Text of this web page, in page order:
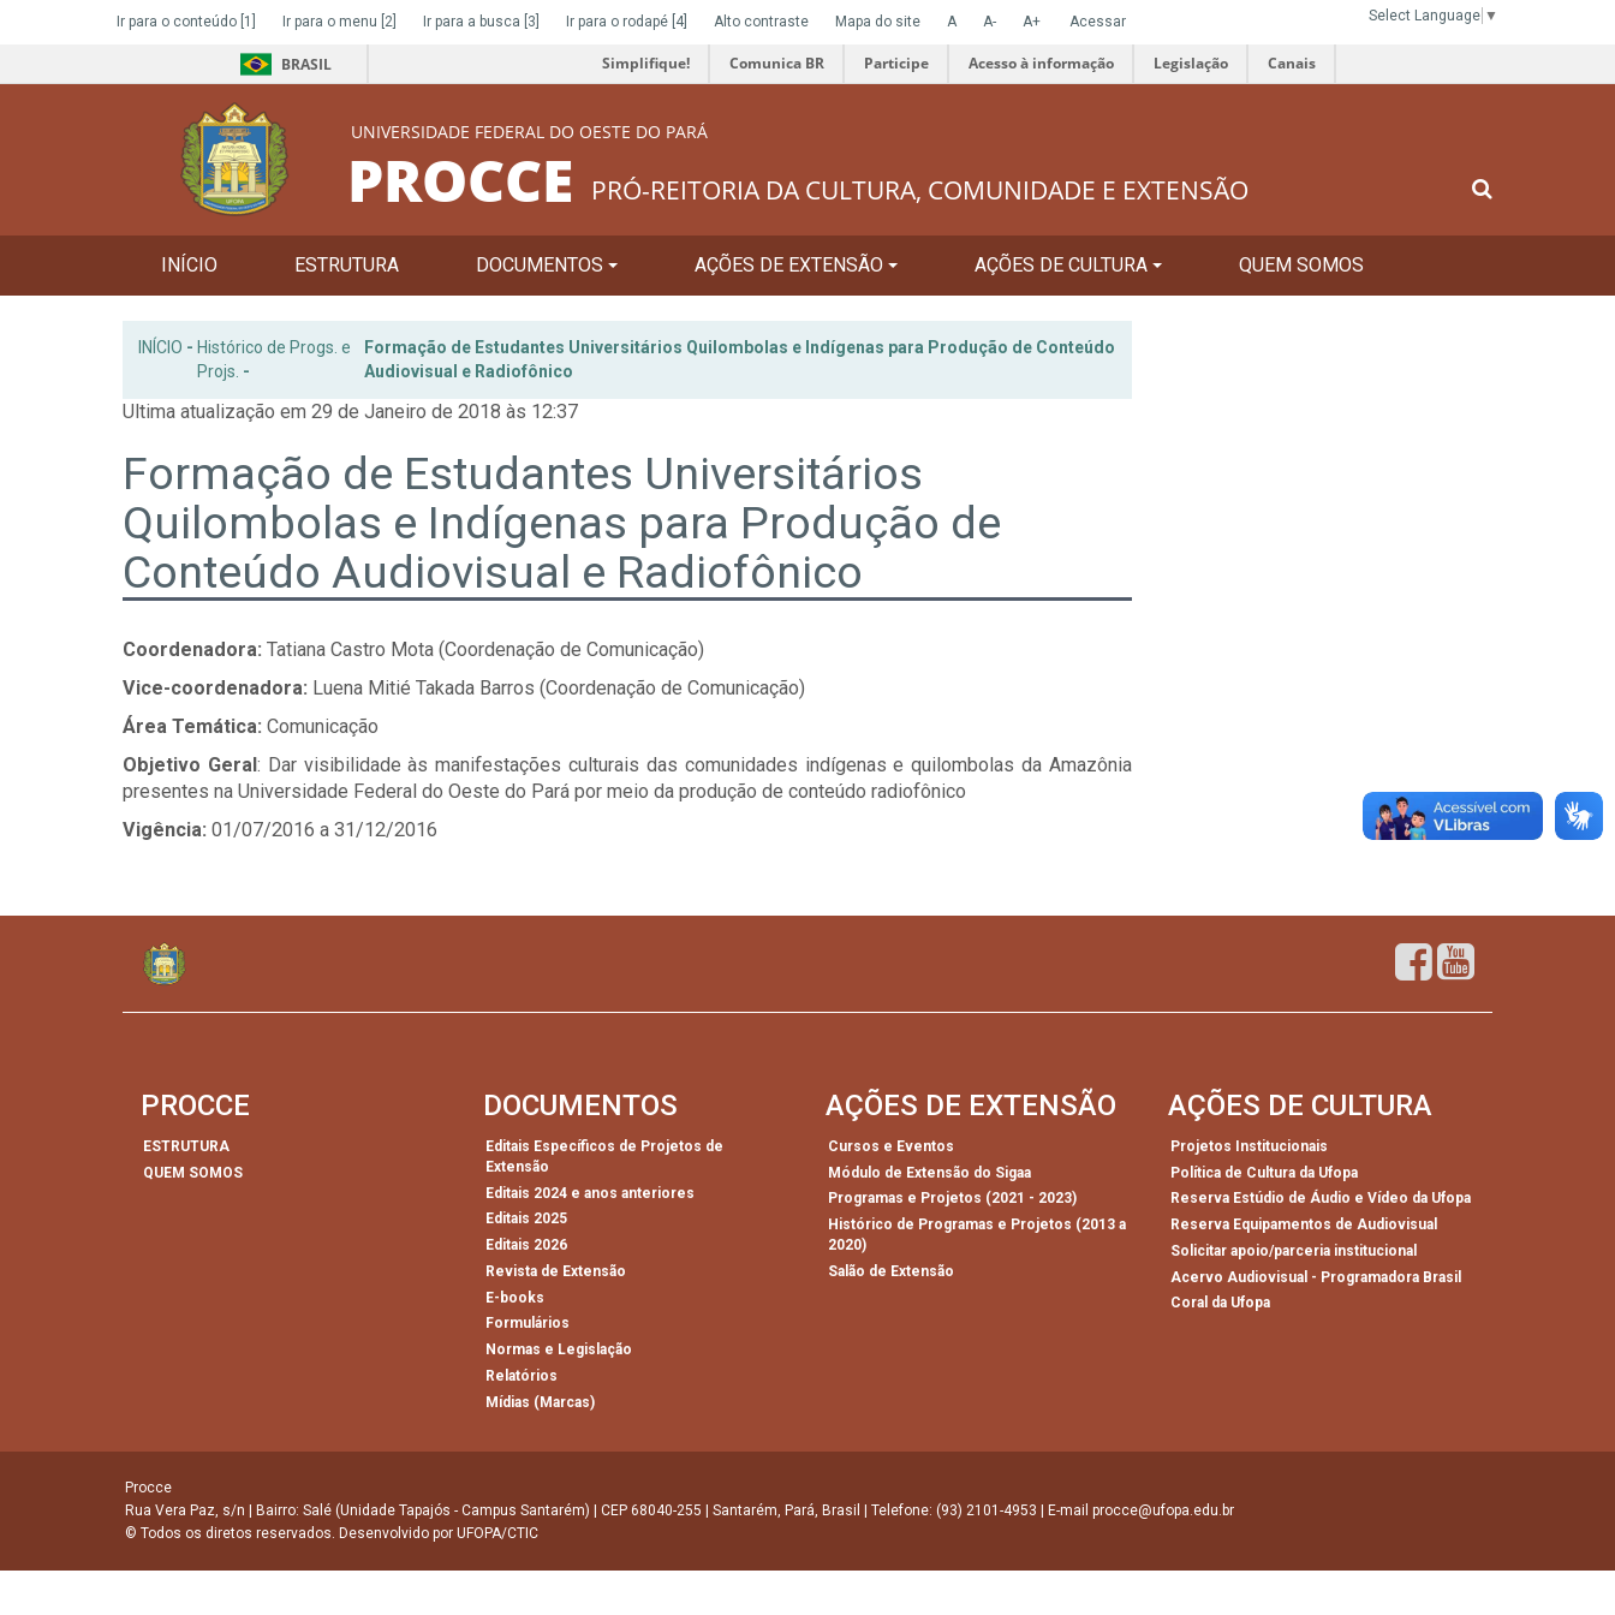
Ir para o conteúdo [1] Ir para o menu [2] Ir para a busca [3] Ir para o rodapé [4] Alto contraste Mapa do site A A- A+ Acessar Select Language ▼
BRASIL Simplifique! Comunica BR Participe Acesso à informação Legislação Canais
UNIVERSIDADE FEDERAL DO OESTE DO PARÁ
PROCCE PRÓ-REITORIA DA CULTURA, COMUNIDADE E EXTENSÃO
INÍCIO ESTRUTURA DOCUMENTOS AÇÕES DE EXTENSÃO AÇÕES DE CULTURA QUEM SOMOS
INÍCIO - Histórico de Progs. e
Projs. -
Formação de Estudantes Universitários Quilombolas e Indígenas para Produção de Conteúdo
Audiovisual e Radiofônico
Ultima atualização em 29 de Janeiro de 2018 às 12:37
Formação de Estudantes Universitários
Quilombolas e Indígenas para Produção de
Conteúdo Audiovisual e Radiofônico
Coordenadora: Tatiana Castro Mota (Coordenação de Comunicação)
Vice-coordenadora: Luena Mitié Takada Barros (Coordenação de Comunicação)
Área Temática: Comunicação
Objetivo Geral: Dar visibilidade às manifestações culturais das comunidades indígenas e quilombolas da Amazônia
presentes na Universidade Federal do Oeste do Pará por meio da produção de conteúdo radiofônico
Vigência: 01/07/2016 a 31/12/2016
PROCCE
ESTRUTURA
QUEM SOMOS
DOCUMENTOS
Editais Específicos de Projetos de
Extensão
Editais 2024 e anos anteriores
Editais 2025
Editais 2026
Revista de Extensão
E-books
Formulários
Normas e Legislação
Relatórios
Mídias (Marcas)
AÇÕES DE EXTENSÃO
Cursos e Eventos
Módulo de Extensão do Sigaa
Programas e Projetos (2021 - 2023)
Histórico de Programas e Projetos (2013 a
2020)
Salão de Extensão
AÇÕES DE CULTURA
Projetos Institucionais
Política de Cultura da Ufopa
Reserva Estúdio de Áudio e Vídeo da Ufopa
Reserva Equipamentos de Audiovisual
Solicitar apoio/parceria institucional
Acervo Audiovisual - Programadora Brasil
Coral da Ufopa
Procce
Rua Vera Paz, s/n | Bairro: Salé (Unidade Tapajós - Campus Santarém) | CEP 68040-255 | Santarém, Pará, Brasil | Telefone: (93) 2101-4953 | E-mail procce@ufopa.edu.br
© Todos os diretos reservados. Desenvolvido por UFOPA/CTIC